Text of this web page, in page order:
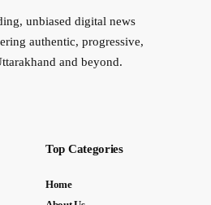
unbiased digital news
authentic, progressive,
and beyond.
Top Categories
Home